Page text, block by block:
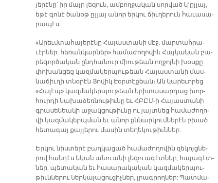
յե­րէ­նը՝ իր մայր լե­զուն, ամ­բող­ջա­կան սոր­ված կ­­՚ըլ­լայ,
ե­թէ գո­նէ ծա­նօթ ըլ­լայ ա­նոր եր­կու ճիւ­ղե­րուն հա­ւա­սա­
րա­պէս:
«Ա­րեւմ­տա­հա­յե­րէ­նը Հա­յաս­տա­նի մէջ. մար­տահ­րա­
ւէր­ներ, հե­ռան­կար­նե­ր» հա­մա­ժո­ղո­վին Հայ­կա­կան բա­
րե­գոր­ծա­կան ընդ­հա­նուր միու­թեան ող­ջոյ­նի խօս­քը
փո­խան­ցեց կազ­մա­կեր­պու­թեան Հա­յաս­տա­նի մաս­
նա­ճիւ­ղի տ­­նօ­րէն Յո­վիկ Էօր­տէ­քեա­ն։ Ան կա­րե­ւո­րեց
«Հա­լէ­պ» կազ­մա­կեր­պու­թեան ե­րի­տա­սար­դաց խոր­
հուր­դի նա­խա­ձեռ­նու­թիւ­նը եւ ՀԲԸՄ-ի Հա­յաս­տա­նի
գրա­սե­նեա­կի ա­ջակ­ցու­թիւ­նը ու յայտ­նեց հա­մա­ժո­ղո­
վի կազ­մա­կերպ­ման եւ ա­նոր քննար­կում­նե­րէն բխած
հե­տա­գայ քայ­լե­րու մա­սին տե­ղե­կու­թիւն­ներ:
Եր­կու նիս­տե­րէ բաղ­կա­ցած հա­մա­ժո­ղո­վին զե­կոյց­նե­
րով հան­դէս ե­կան ա­նուա­նի լե­զուա­գէտ­ներ, հա­յա­գէտ­
ներ, պե­տա­կան եւ հա­սա­րա­կա­կան կազ­մա­կեր­պու­
թիւն­նե­րու ներ­կա­յա­ցու­ցիչ­ներ, լրագ­րող­ներ: Պատ­մա­